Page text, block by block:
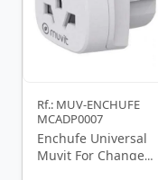
Rf.: MUV-ENCHUFE
MCADP0007
Enchufe Universal
Muvit For Change